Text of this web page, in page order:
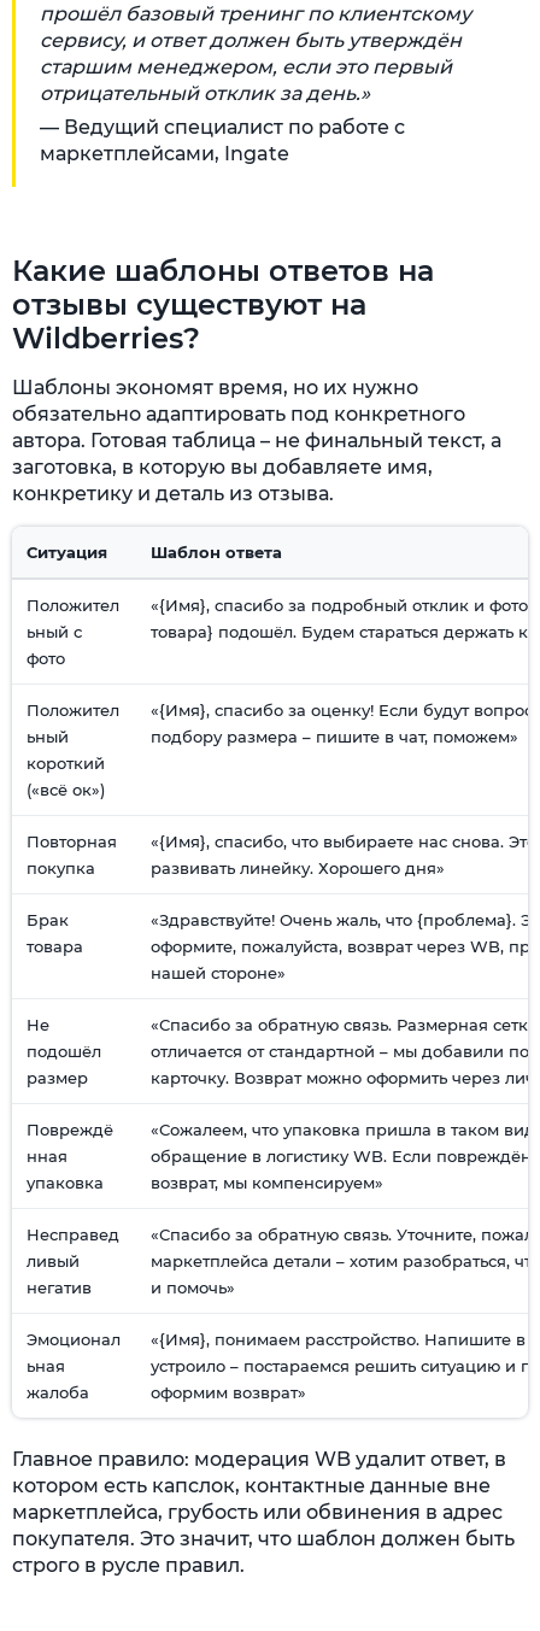
прошёл базовый тренинг по клиентскому
сервису, и ответ должен быть утверждён
старшим менеджером, если это первый
отрицательный отклик за день.»
— Ведущий специалист по работе с
маркетплейсами, Ingate
Какие шаблоны ответов на
отзывы существуют на
Wildberries?
Шаблоны экономят время, но их нужно
обязательно адаптировать под конкретного
автора. Готовая таблица – не финальный текст, а
заготовка, в которую вы добавляете имя,
конкретику и деталь из отзыва.
Ситуация Шаблон ответа
Положител
ьный с
фото
«{Имя}, спасибо за подробный отклик и фото!
товара} подошёл. Будем стараться держать
Положител
ьный
короткий
(«всё ок»)
«{Имя}, спасибо за оценку! Если будут
подбору размера – пишите в чат, поможем»
Повторная
покупка
«{Имя}, спасибо, что выбираете нас снова.
развивать линейку. Хорошего дня»
Брак
товара
«Здравствуйте! Очень жаль, что {проблема}.
оформите, пожалуйста, возврат через WB,
нашей стороне»
Не
подошёл
размер
«Спасибо за обратную связь. Размерная
отличается от стандартной – мы добавили
карточку. Возврат можно оформить через
Повреждё
нная
упаковка
«Сожалеем, что упаковка пришла в таком
обращение в логистику WB. Если повреждён
возврат, мы компенсируем»
Несправед
ливый
негатив
«Спасибо за обратную связь. Уточните,
маркетплейса детали – хотим разобраться,
и помочь»
Эмоционал
ьная
жалоба
«{Имя}, понимаем расстройство. Напишите в
устроило – постараемся решить ситуацию и
оформим возврат»
Главное правило: модерация WB удалит ответ, в
котором есть капслок, контактные данные вне
маркетплейса, грубость или обвинения в адрес
покупателя. Это значит, что шаблон должен быть
строго в русле правил.